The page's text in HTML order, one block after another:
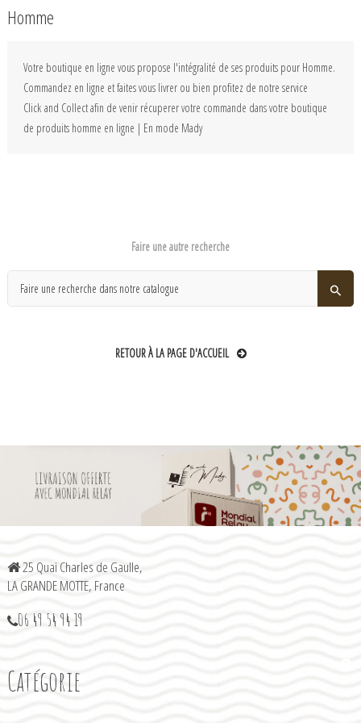
Homme
Votre boutique en ligne vous propose l'intégralité de ses produits pour Homme.
Commandez en ligne et faites vous livrer ou bien profitez de notre service
Click and Collect afin de venir récuperer votre commande dans votre boutique
de produits homme en ligne | En mode Mady
Faire une autre recherche
RETOUR À LA PAGE D'ACCUEIL
25 Quai Charles de Gaulle,
LA GRANDE MOTTE, France
06 49 54 94 19
Catégorie